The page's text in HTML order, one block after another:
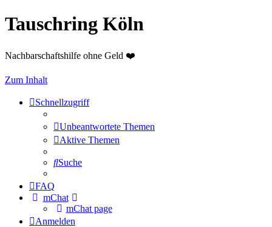
Tauschring Köln
Nachbarschaftshilfe ohne Geld ❤️
Zum Inhalt
Schnellzugriff
Unbeantwortete Themen
Aktive Themen
Suche
FAQ
mChat
mChat page
Anmelden